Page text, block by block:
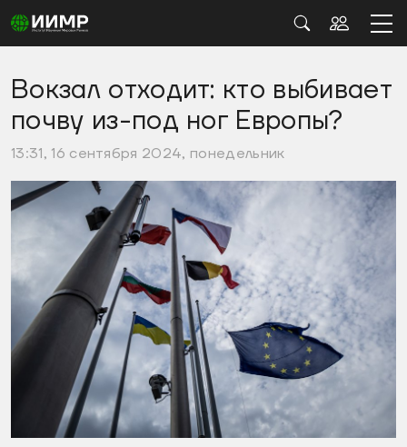
Вокзал отходит: кто выбивает
почву из-под ног Европы?
13:31, 16 сентября 2024, понедельник